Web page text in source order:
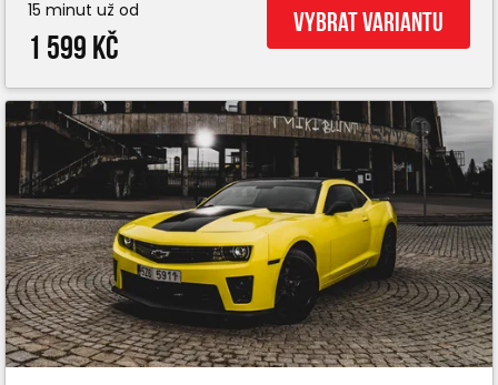
15 minut už od
1 599 Kč
Vybrat variantu